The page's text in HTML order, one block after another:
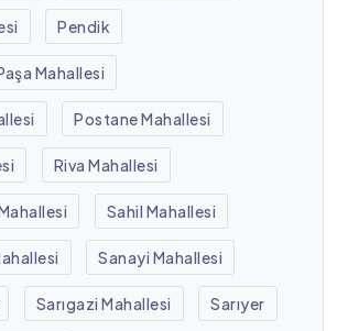
Pendik
Mahallesi
Postane Mahallesi
Riva Mahallesi
Sahil Mahallesi
Sanayi Mahallesi
Sarıgazi Mahallesi Sarıyer